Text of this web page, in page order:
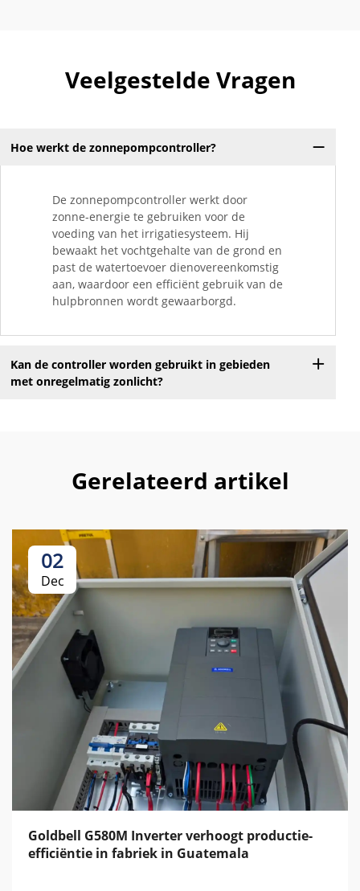
Veelgestelde Vragen
Hoe werkt de zonnepompcontroller?
De zonnepompcontroller werkt door
zonne-energie te gebruiken voor de
voeding van het irrigatiesysteem. Hij
bewaakt het vochtgehalte van de grond en
past de watertoevoer dienovereenkomstig
aan, waardoor een efficiënt gebruik van de
hulpbronnen wordt gewaarborgd.
Kan de controller worden gebruikt in gebieden
met onregelmatig zonlicht?
Gerelateerd artikel
02
Dec
Goldbell G580M Inverter verhoogt productie-
efficiëntie in fabriek in Guatemala